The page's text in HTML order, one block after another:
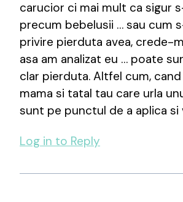
carucior ci mai mult ca sigur
precum bebelusii … sau cum
privire pierduta avea, crede-
asa am analizat eu … poate
clar pierduta. Altfel cum,
mama si tatal tau care urla
sunt pe punctul de a aplica si
Log in to Reply